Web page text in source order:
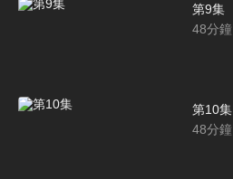
第9集
48分鐘
第10集
48分鐘